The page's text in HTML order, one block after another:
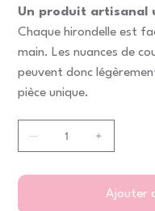
Un produit artisanal
Chaque hirondelle est
main. Les nuances de
peuvent donc
pièce unique.
Ajouter